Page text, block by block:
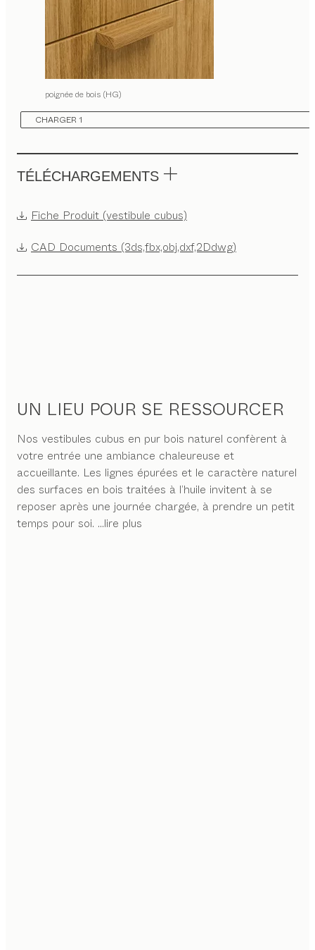
poignée de bois (HG)
CHARGER 1
TÉLÉCHARGEMENTS
Fiche Produit (vestibule cubus)
CAD Documents (3ds,fbx,obj,dxf,2Ddwg)
UN LIEU POUR SE RESSOURCER
Nos vestibules cubus en pur bois naturel confèrent à
votre entrée une ambiance chaleureuse et
accueillante. Les lignes épurées et le caractère naturel
des surfaces en bois traitées à l’huile invitent à se
reposer après une journée chargée, à prendre un petit
temps pour soi. ...lire plus